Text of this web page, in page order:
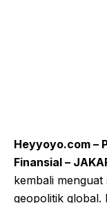
Heyyoyo.com –
Finansial –
kembali
geopolitik global.